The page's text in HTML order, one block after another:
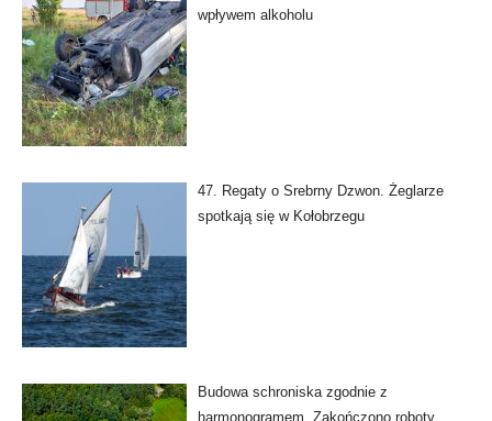
wpływem alkoholu
47. Regaty o Srebrny Dzwon. Żeglarze
spotkają się w Kołobrzegu
Budowa schroniska zgodnie z
harmonogramem. Zakończono roboty